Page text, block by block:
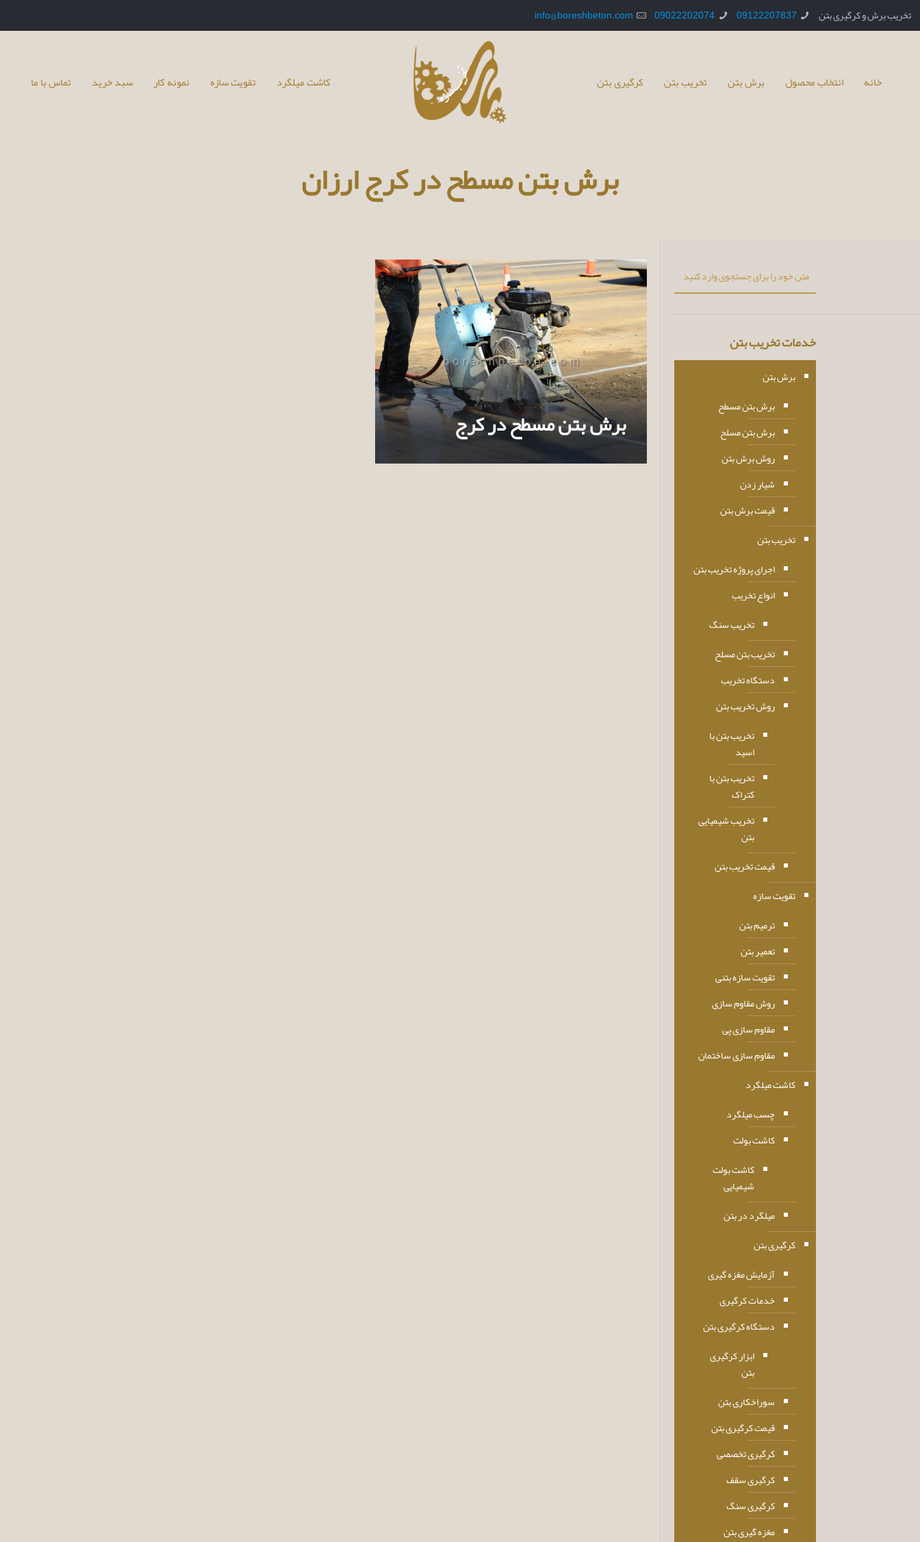
تخریب برش و کرگیری بتن 09122207837
09022202074
info@boreshbeton.com
کاشت میلگرد تقویت سازه نمونه کار سبد خرید تماس با ما خانه انتخاب محصول برش بتن تخریب بتن کرگیری بتن
برش بتن مسطح در کرج ارزان
برش بتن مسطح در کرج
خدمات تخریب بتن
برش بتن
برش بتن مسطح
برش بتن مسلح
روش برش بتن
شیار زدن
قیمت برش بتن
تخریب بتن
اجرای پروژه تخریب بتن
انواع تخریب
تخریب سنگ
تخریب بتن مسلح
دستگاه تخریب
روش تخریب بتن
تخریب بتن با
اسید
تخریب بتن با
کتراک
تخریب شیمیایی
بتن
قیمت تخریب بتن
تقویت سازه
ترمیم بتن
تعمیر بتن
تقویت سازه بتنی
روش مقاوم سازی
مقاوم سازی پی
مقاوم سازی ساختمان
کاشت میلگرد
چسب میلگرد
کاشت بولت
کاشت بولت
شیمیایی
میلگرد در بتن
کرگیری بتن
آزمایش مغزه گیری
خدمات کرگیری
دستگاه کرگیری بتن
ابزار کرگیری
بتن
سوراخکاری بتن
قیمت کرگیری بتن
کرگیری تخصصی
کرگیری سقف
کرگیری سنگ
مغزه گیری بتن